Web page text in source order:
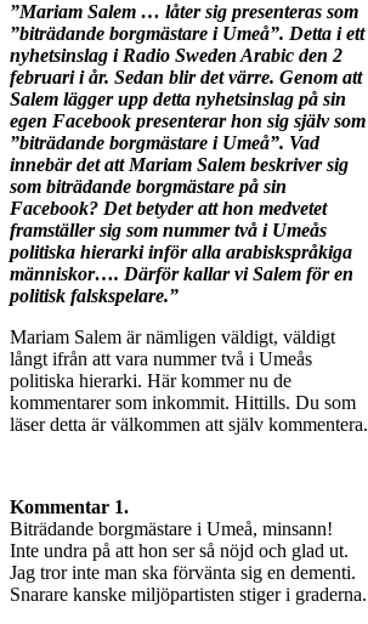
”Mariam Salem … låter sig presenteras som
”biträdande borgmästare i Umeå”. Detta i ett
nyhetsinslag i Radio Sweden Arabic den 2
februari i år. Sedan blir det värre. Genom att
Salem lägger upp detta nyhetsinslag på sin
egen Facebook presenterar hon sig själv som
”biträdande borgmästare i Umeå”. Vad
innebär det att Mariam Salem beskriver sig
som biträdande borgmästare på sin
Facebook? Det betyder att hon medvetet
framställer sig som nummer två i Umeås
politiska hierarki inför alla arabiskspråkiga
människor…. Därför kallar vi Salem för en
politisk falskspelare.”
Mariam Salem är nämligen väldigt, väldigt
långt ifrån att vara nummer två i Umeås
politiska hierarki. Här kommer nu de
kommentarer som inkommit. Hittills. Du som
läser detta är välkommen att själv kommentera.
Kommentar 1.
Biträdande borgmästare i Umeå, minsann!
Inte undra på att hon ser så nöjd och glad ut.
Jag tror inte man ska förvänta sig en dementi.
Snarare kanske miljöpartisten stiger i graderna.